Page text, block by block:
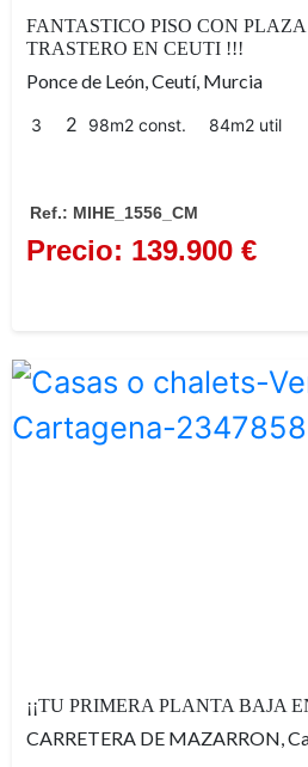
FANTASTICO PISO CON
TRASTERO EN CEUTI !!!
Ponce de León, Ceutí, Murcia
3 2 98m2 const. 84m2 util
Ref.: MIHE_1556_CM
Precio: 139.900 €
EN LA
RECREACION
¡¡TU PRIMERA PLANTA BAJA
CARRETERA DE MAZARRON,